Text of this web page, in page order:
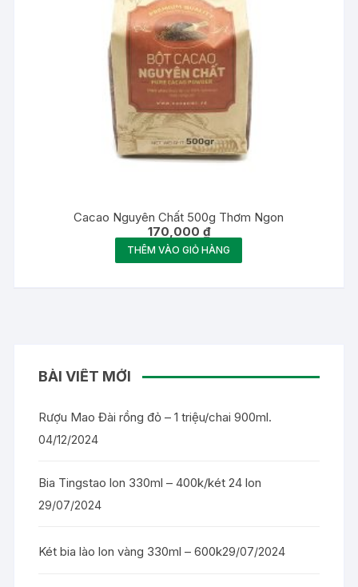
Cacao Nguyên Chất 500g Thơm Ngon
170,000 ₫
THÊM VÀO GIỎ HÀNG
BÀI VIẾT MỚI
Rượu Mao Đài rồng đỏ – 1 triệu/chai 900ml.
04/12/2024
Bia Tingstao lon 330ml – 400k/két 24 lon
29/07/2024
Két bia lào lon vàng 330ml – 600k29/07/2024